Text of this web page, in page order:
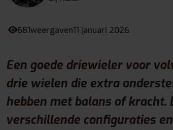
681weergaven11 januari 2026
Een goede driewieler voor
drie wielen die extra
hebben met balans of
verschillende configuraties